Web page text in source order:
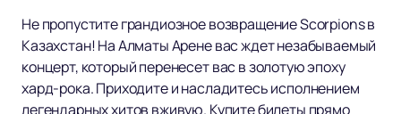
Не пропустите грандиозное возвращение Scorpions в
Казахстан! На Алматы Арене вас ждет незабываемый
концерт, который перенесет вас в золотую эпоху
хард-рока. Приходите и насладитесь исполнением
легендарных хитов вживую. Купите билеты прямо